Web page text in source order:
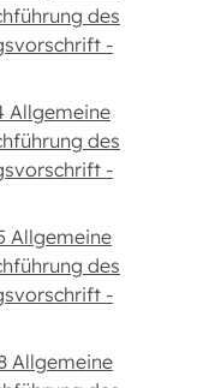
des
-
Allgemeine
des
-
Allgemeine
des
-
Allgemeine